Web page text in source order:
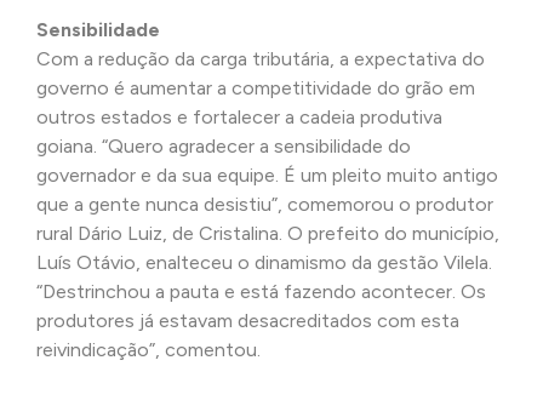
Sensibilidade
Com a redução da carga tributária, a expectativa do
governo é aumentar a competitividade do grão em
outros estados e fortalecer a cadeia produtiva
goiana. “Quero agradecer a sensibilidade do
governador e da sua equipe. É um pleito muito antigo
que a gente nunca desistiu”, comemorou o produtor
rural Dário Luiz, de Cristalina. O prefeito do município,
Luís Otávio, enalteceu o dinamismo da gestão Vilela.
“Destrinchou a pauta e está fazendo acontecer. Os
produtores já estavam desacreditados com esta
reivindicação”, comentou.